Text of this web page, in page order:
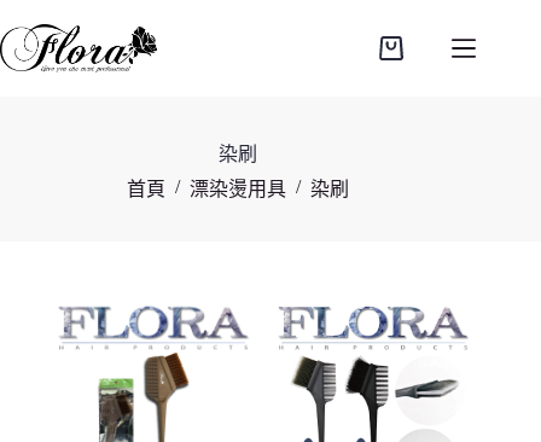
至
主
購
染刷
首頁 / 漂染燙用具 / 染刷